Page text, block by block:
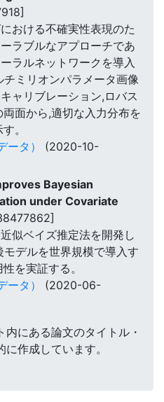
おける不確実性表現のた
ラブルなアプローチであ
ラルネットワークを導入
ミリオンパラメータ画像
ャリブレーション,ロバス
両面から,適切な入力分布を
。
タ）
(2020-10-
Bayesian
under Covariate
似ベイズ推定法を開発し
デルを世界規模で導入す
を実証する。
タ）
(2020-06-
にある論文のタイトル・
作成しています。